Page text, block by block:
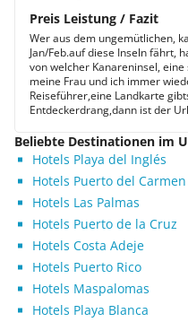
Preis Leistung / Fazit
Wer aus dem ungemütlichen,
Jan/Feb.auf diese Inseln fährt,
von welcher Kanareninsel,
meine Frau und ich immer
Reiseführer,eine Landkarte
Entdeckerdrang,dann ist der
Beliebte Destinationen im
Hotels Playa del Inglés
Hotels Puerto del Carmen
Hotels Las Palmas
Hotels Puerto de la Cruz
Hotels Costa Adeje
Hotels Puerto Rico
Hotels Maspalomas
Hotels Playa Blanca